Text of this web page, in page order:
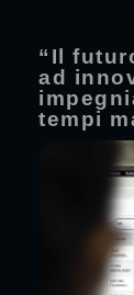
“Il
ad
tempi